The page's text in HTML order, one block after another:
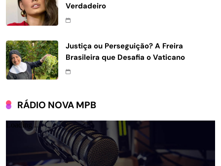
Verdadeiro
Justiça ou Perseguição? A Freira
Brasileira que Desafia o Vaticano
RÁDIO NOVA MPB